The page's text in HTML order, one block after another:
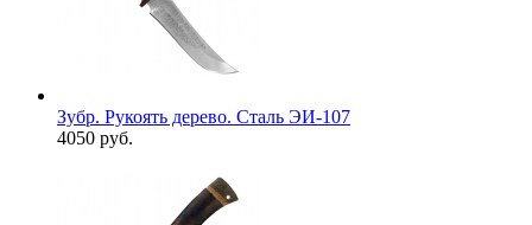
Зубр. Рукоять дерево. Сталь ЭИ-107
4050 руб.